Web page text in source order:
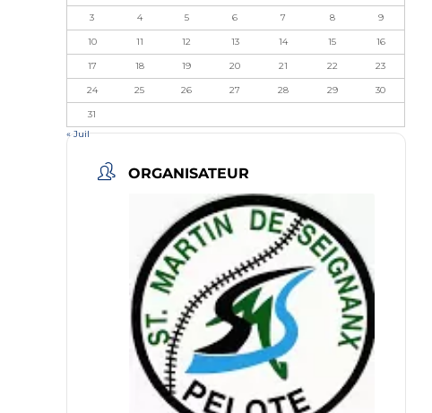
3 4 5 6 7 8 9
10 11 12 13 14 15 16
17 18 19 20 21 22 23
24 25 26 27 28 29 30
31
« Juil
ORGANISATEUR